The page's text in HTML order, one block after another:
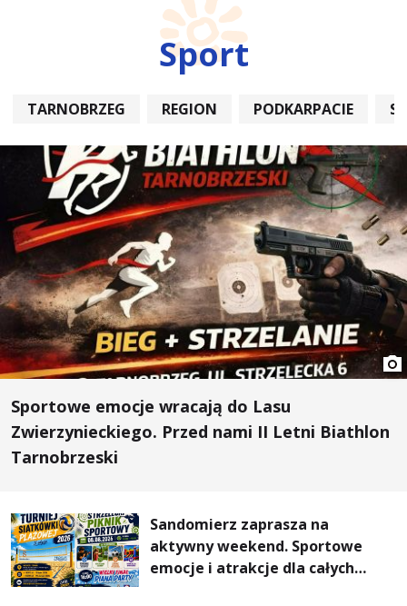
Sport
TARNOBRZEG REGION PODKARPACIE
Sportowe emocje wracają do Lasu
Zwierzynieckiego. Przed nami II Letni Biathlon
Tarnobrzeski
Sandomierz zaprasza na
aktywny weekend. Sportowe
emocje i atrakcje dla całych